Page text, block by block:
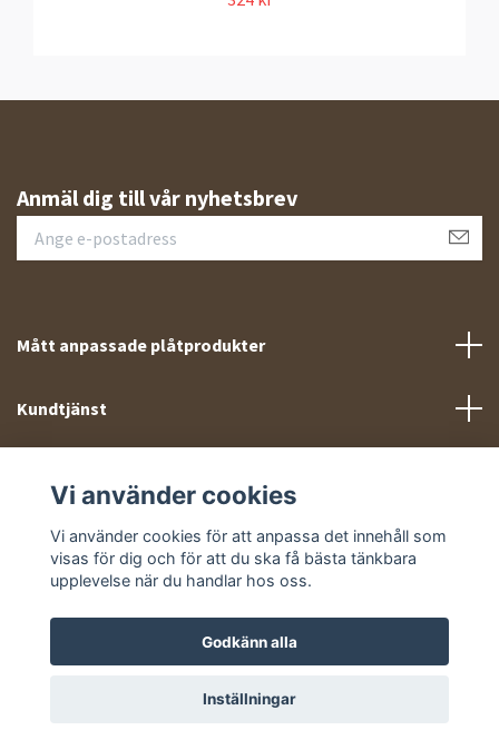
Anmäl dig till vår nyhetsbrev
Mått anpassade plåtprodukter
Kundtjänst
Sociala medier
© 2026 Takprofiler.se
Vi använder cookies
Vi använder cookies för att anpassa det innehåll som
visas för dig och för att du ska få bästa tänkbara
upplevelse när du handlar hos oss.
Godkänn alla
Inställningar